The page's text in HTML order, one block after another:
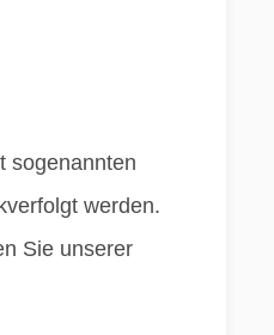
sogenannten
werden.
Sie unserer